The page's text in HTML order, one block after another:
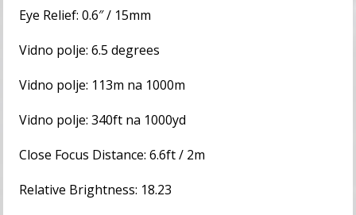
Eye Relief: 0.6″ / 15mm
Vidno polje: 6.5 degrees
Vidno polje: 113m na 1000m
Vidno polje: 340ft na 1000yd
Close Focus Distance: 6.6ft / 2m
Relative Brightness: 18.23